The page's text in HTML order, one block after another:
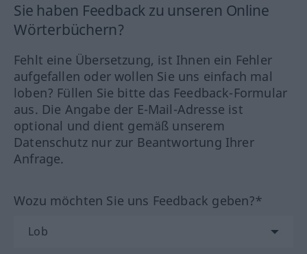
Sie haben Feedback zu unseren Online
Wörterbüchern?
Fehlt eine Übersetzung, ist Ihnen ein Fehler
aufgefallen oder wollen Sie uns einfach mal
loben? Füllen Sie bitte das Feedback-Formular
aus. Die Angabe der E-Mail-Adresse ist
optional und dient gemäß unserem
Datenschutz nur zur Beantwortung Ihrer
Anfrage.
Wozu möchten Sie uns Feedback geben?*